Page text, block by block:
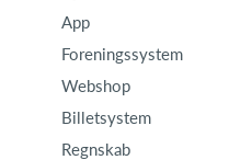
App
Foreningssystem
Webshop
Billetsystem
Regnskab